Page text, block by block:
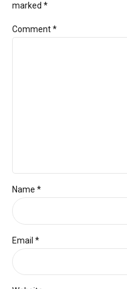
marked *
Comment*
Name *
Email *